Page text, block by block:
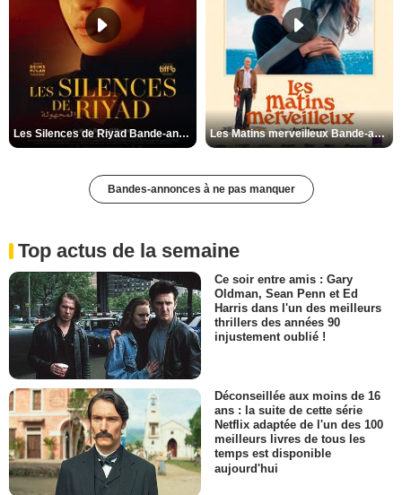
Les Silences de Riyad Bande-annonce VO STFR Les Matins merveilleux Bande-annonce VF
Bandes-annonces à ne pas manquer
Top actus de la semaine
Ce soir entre amis : Gary
Oldman, Sean Penn et Ed
Harris dans l'un des meilleurs
thrillers des années 90
injustement oublié !
Déconseillée aux moins de 16
ans : la suite de cette série
Netflix adaptée de l'un des 100
meilleurs livres de tous les
temps est disponible
aujourd'hui